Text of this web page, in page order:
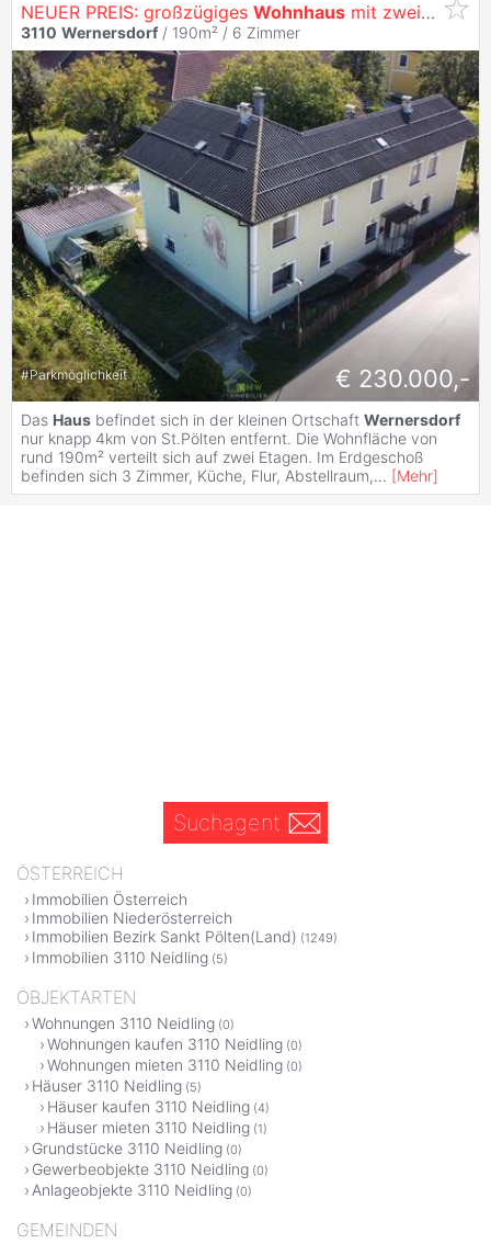
NEUER PREIS: großzügiges Wohnhaus mit zwei Wohneinheiten in Stadtnähe
3110 Wernersdorf / 190m² / 6 Zimmer
#Parkmöglichkeit € 230.000,-
Das Haus befindet sich in der kleinen Ortschaft Wernersdorf
nur knapp 4km von St.Pölten entfernt. Die Wohnfläche von
rund 190m² verteilt sich auf zwei Etagen. Im Erdgeschoß
befinden sich 3 Zimmer, Küche, Flur, Abstellraum,... [Mehr]
Suchagent
ÖSTERREICH
Immobilien Österreich
Immobilien Niederösterreich
Immobilien Bezirk Sankt Pölten(Land) (1249)
Immobilien 3110 Neidling (5)
OBJEKTARTEN
Wohnungen 3110 Neidling (0)
Wohnungen kaufen 3110 Neidling (0)
Wohnungen mieten 3110 Neidling (0)
Häuser 3110 Neidling (5)
Häuser kaufen 3110 Neidling (4)
Häuser mieten 3110 Neidling (1)
Grundstücke 3110 Neidling (0)
Gewerbeobjekte 3110 Neidling (0)
Anlageobjekte 3110 Neidling (0)
GEMEINDEN